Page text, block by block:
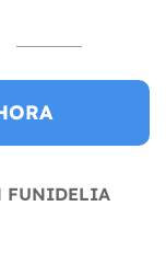
FUNIDELIA